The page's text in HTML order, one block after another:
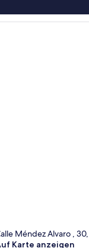
Méndez Alvaro ,
Karte anzeigen